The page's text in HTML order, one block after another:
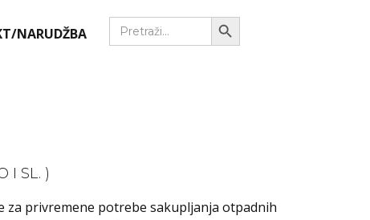
Search
for:
Search Button
NARUDŽBA
I SL. )
za privremene potrebe sakupljanja otpadnih